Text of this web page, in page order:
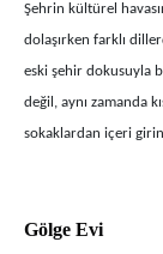
Şehrin kültürel
dolaşırken farklı
eski şehir dokusuyla
değil, aynı zamanda
sokaklardan içeri
Gölge Evi